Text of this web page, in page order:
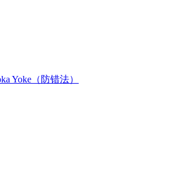
Yoke（防错法）